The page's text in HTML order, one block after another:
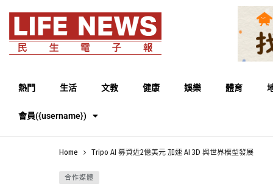
熱門 生活 文教 健康 娛樂 體育
會員({username})
Home Tripo AI 募資近2億美元 加速 AI 3D 與世界模型發展
合作媒體